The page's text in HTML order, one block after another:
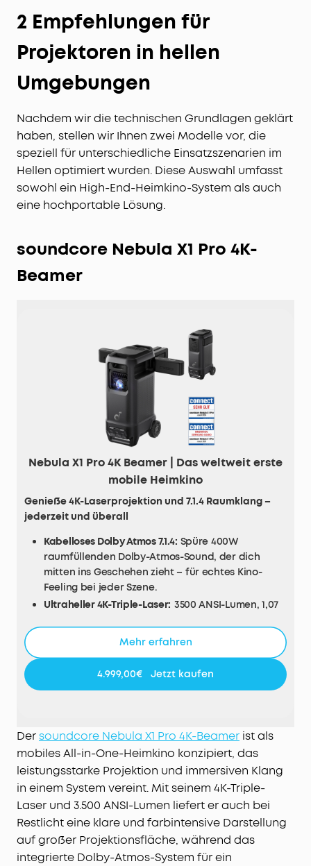
2 Empfehlungen für
Projektoren in hellen
Umgebungen
Nachdem wir die technischen Grundlagen geklärt
haben, stellen wir Ihnen zwei Modelle vor, die
speziell für unterschiedliche Einsatzszenarien im
Hellen optimiert wurden. Diese Auswahl umfasst
sowohl ein High-End-Heimkino-System als auch
eine hochportable Lösung.
soundcore Nebula X1 Pro 4K-
Beamer
Nebula X1 Pro 4K Beamer | Das weltweit erste
mobile Heimkino
Genieße 4K-Laserprojektion und 7.1.4 Raumklang –
jederzeit und überall
Kabelloses Dolby Atmos 7.1.4: Spüre 400W
raumfüllenden Dolby-Atmos-Sound, der dich
mitten ins Geschehen zieht – für echtes Kino-
Feeling bei jeder Szene.
Ultraheller 4K-Triple-Laser: 3500 ANSI-Lumen, 1,07
für beeindruckende Schärfe und brillante Bilder –
Tiefe Schwarztöne, echter Kinokontrast:
Mit 5000:1
dunklen Szenen.
Perfekter Klang von jedem Platz:
Dank FlexWave™
verschiebst du deinen Sweet Spot einfach
dorthin, wo du sitzt – für optimalen Raumklang
und gleichbleibende Soundqualität.
Mobiles All-in-One Heimkino:4K-Projektor,
kabelloses 7.1.4-Soundsystem und Dual-Mikrofone
in einem Setup. Mit Rollen und Teleskopgriff
nimmst du dein Kino einfach überallhin mit.
Mehr erfahren
4.999,00€ Jetzt kaufen
Dersoundcore Nebula X1 Pro 4K-Beamer ist als
mobiles All-in-One-Heimkino konzipiert, das
leistungsstarke Projektion und immersiven Klang
in einem System vereint. Mit seinem 4K-Triple-
Laser und 3.500 ANSI-Lumen liefert er auch bei
Restlicht eine klare und farbintensive Darstellung
auf großer Projektionsfläche, während das
integrierte Dolby-Atmos-System für ein